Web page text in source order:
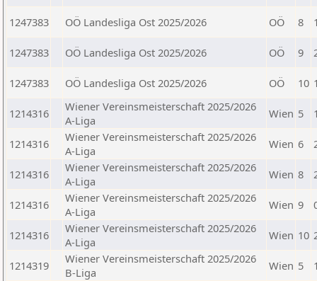
1247383 OÖ Landesliga Ost 2025/2026 OÖ 8
1247383 OÖ Landesliga Ost 2025/2026 OÖ 9
1247383 OÖ Landesliga Ost 2025/2026 OÖ 10
1214316
Wiener Vereinsmeisterschaft 2025/2026
A-Liga
Wien 5
1214316
Wiener Vereinsmeisterschaft 2025/2026
A-Liga
Wien 6
1214316
Wiener Vereinsmeisterschaft 2025/2026
A-Liga
Wien 8
1214316
Wiener Vereinsmeisterschaft 2025/2026
A-Liga
Wien 9
1214316
Wiener Vereinsmeisterschaft 2025/2026
A-Liga
Wien 10
1214319
Wiener Vereinsmeisterschaft 2025/2026
B-Liga
Wien 5